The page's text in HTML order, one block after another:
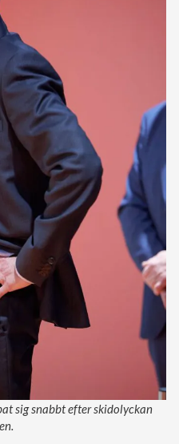
sig snabbt efter skidolyckan